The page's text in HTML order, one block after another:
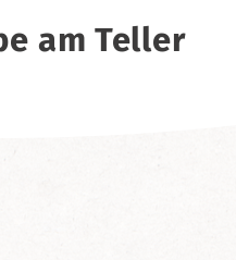
am Teller